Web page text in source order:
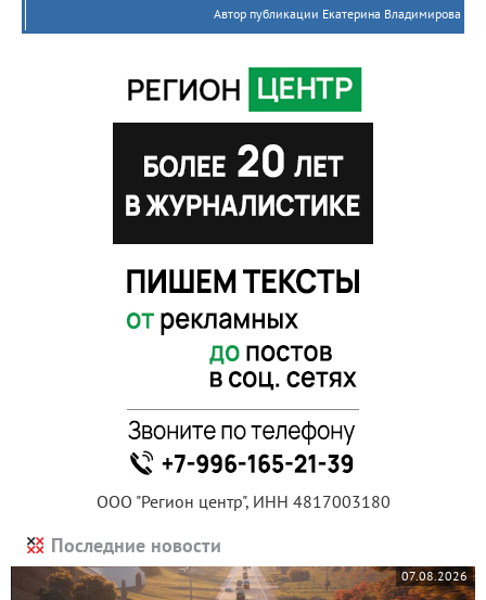
Автор публикации Екатерина Владимирова
ООО "Регион центр", ИНН 4817003180
Последние новости
07.08.2026